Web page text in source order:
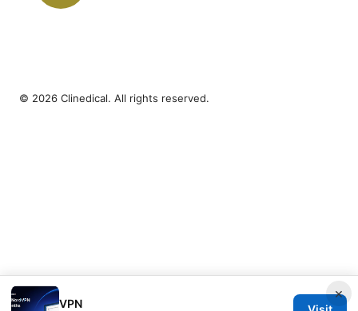
×
VPN
© 2026 Clinedical. All rights reserved.